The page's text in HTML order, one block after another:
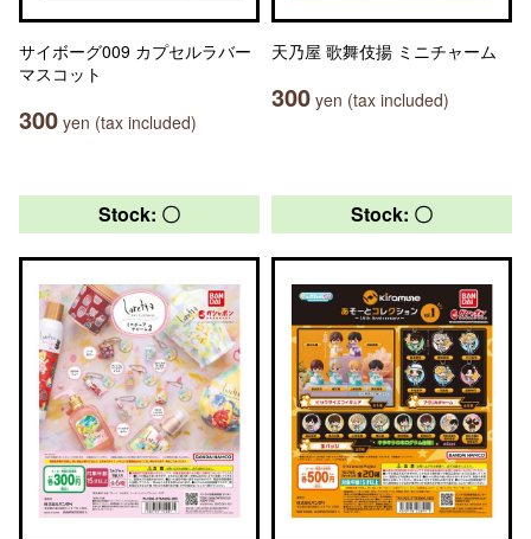
サイボーグ009 カプセルラバー
マスコット
300 yen (tax included)
天乃屋 歌舞伎揚 ミニチャーム
300 yen (tax included)
Stock: 〇 Stock: 〇